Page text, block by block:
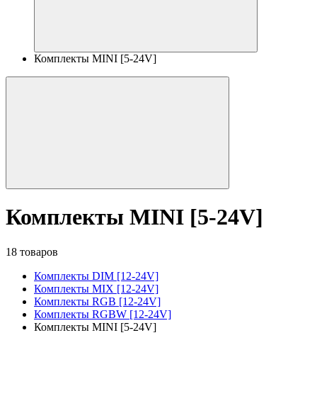
Комплекты MINI [5-24V]
Комплекты MINI [5-24V]
18 товаров
Комплекты DIM [12-24V]
Комплекты MIX [12-24V]
Комплекты RGB [12-24V]
Комплекты RGBW [12-24V]
Комплекты MINI [5-24V]